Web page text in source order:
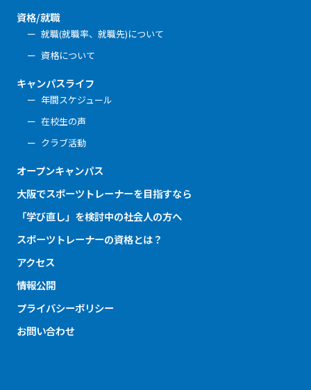
資格/就職
就職(就職率、就職先)について
資格について
キャンパスライフ
年間スケジュール
在校生の声
クラブ活動
オープンキャンパス
大阪でスポーツトレーナーを目指すなら
「学び直し」を検討中の社会人の方へ
スポーツトレーナーの資格とは？
アクセス
情報公開
プライバシーポリシー
お問い合わせ